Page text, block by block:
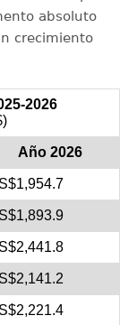
absoluto
crecimiento
2026
Año 2026